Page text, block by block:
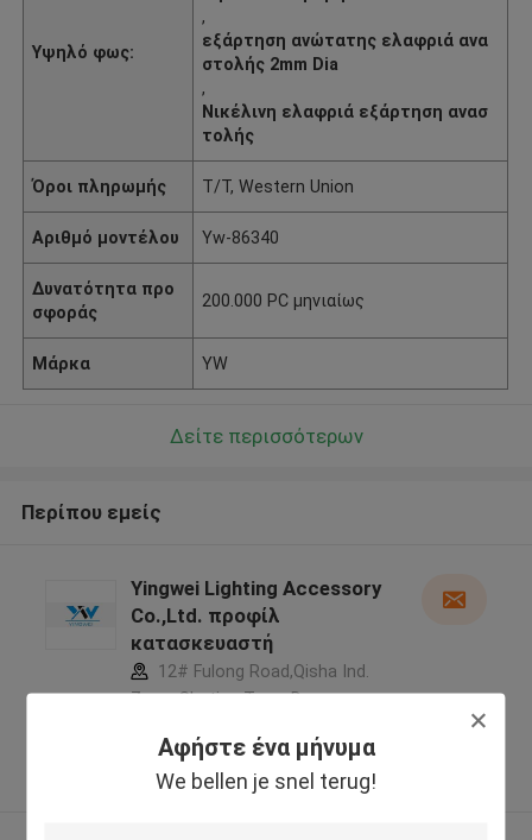
Αφήστε ένα μήνυμα
We bellen je snel terug!
Υψηλό φως:
,
εξάρτηση ανώτατης ελαφριά ανα
στολής 2mm Dia
,
Νικέλινη ελαφριά εξάρτηση ανασ
τολής
Όροι πληρωμής T/T, Western Union
Αριθμό μοντέλου Yw-86340
Δυνατότητα προ
σφοράς
200.000 PC μηνιαίως
Μάρκα YW
Δείτε περισσότερων
Περίπου εμείς
Yingwei Lighting Accessory
Co.,Ltd. προφίλ
κατασκευαστή
12# Fulong Road,Qisha Ind.
Zone, Shatian Town,Dongguan,
5.0
Ελεγχμένος προμηθευτής